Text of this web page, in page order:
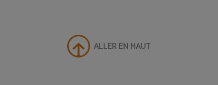
ALLER EN HAUT